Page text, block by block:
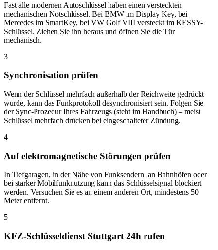
Fast alle modernen Autoschlüssel haben einen versteckten
mechanischen Notschlüssel. Bei BMW im Display Key, bei
Mercedes im SmartKey, bei VW Golf VIII versteckt im KESSY-
Schlüssel. Ziehen Sie ihn heraus und öffnen Sie die Tür
mechanisch.
3
Synchronisation prüfen
Wenn der Schlüssel mehrfach außerhalb der Reichweite gedrückt
wurde, kann das Funkprotokoll desynchronisiert sein. Folgen Sie
der Sync-Prozedur Ihres Fahrzeugs (steht im Handbuch) – meist
Schlüssel mehrfach drücken bei eingeschalteter Zündung.
4
Auf elektromagnetische Störungen prüfen
In Tiefgaragen, in der Nähe von Funksendern, an Bahnhöfen oder
bei starker Mobilfunknutzung kann das Schlüsselsignal blockiert
werden. Versuchen Sie es an einem anderen Ort, mindestens 50
Meter entfernt.
5
KFZ-Schlüsseldienst Stuttgart 24h rufen